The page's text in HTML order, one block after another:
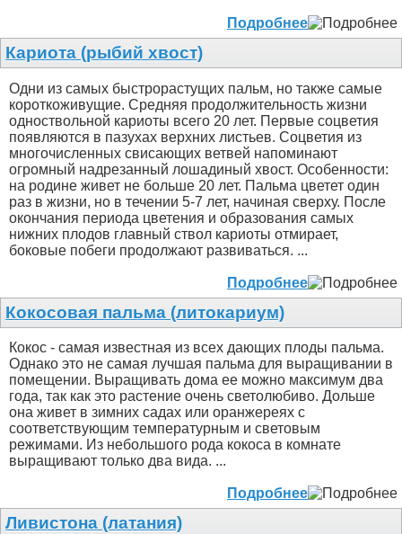
Подробнее
Кариота (рыбий хвост)
Одни из самых быстрорастущих пальм, но также самые
короткоживущие. Средняя продолжительность жизни
одноствольной кариоты всего 20 лет. Первые соцветия
появляются в пазухах верхних листьев. Соцветия из
многочисленных свисающих ветвей напоминают
огромный надрезанный лошадиный хвост. Особенности:
на родине живет не больше 20 лет. Пальма цветет один
раз в жизни, но в течении 5-7 лет, начиная сверху. После
окончания периода цветения и образования самых
нижних плодов главный ствол кариоты отмирает,
боковые побеги продолжают развиваться. ...
Подробнее
Кокосовая пальма (литокариум)
Кокос - самая известная из всех дающих плоды пальма.
Однако это не самая лучшая пальма для выращивании в
помещении. Выращивать дома ее можно максимум два
года, так как это растение очень светолюбиво. Дольше
она живет в зимних садах или оранжереях с
соответствующим температурным и световым
режимами. Из небольшого рода кокоса в комнате
выращивают только два вида. ...
Подробнее
Ливистона (латания)